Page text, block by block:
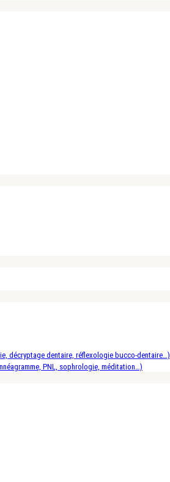
décryptage dentaire, réflexologie bucco-dentaire…)
PNL, sophrologie, méditation…)